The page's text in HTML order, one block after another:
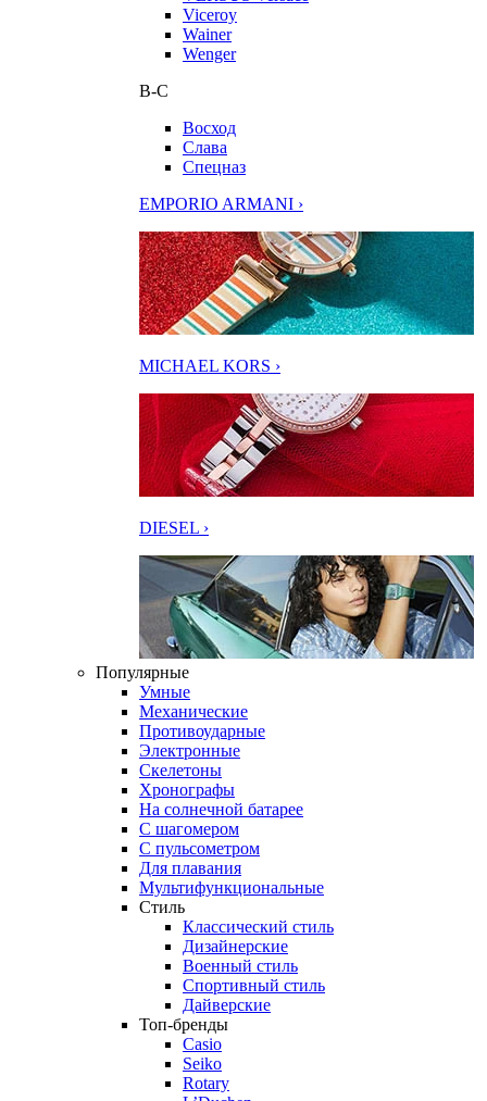
Viceroy
Wainer
Wenger
В-С
Восход
Слава
Спецназ
EMPORIO ARMANI ›
MICHAEL KORS ›
DIESEL ›
Популярные
Умные
Механические
Противоударные
Электронные
Скелетоны
Хронографы
На солнечной батарее
С шагомером
С пульсометром
Для плавания
Мультифункциональные
Стиль
Классический стиль
Дизайнерские
Военный стиль
Спортивный стиль
Дайверские
Топ-бренды
Casio
Seiko
Rotary